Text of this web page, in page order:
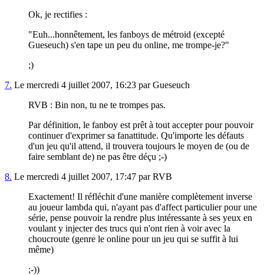
Ok, je rectifies :
"Euh...honnêtement, les fanboys de métroid (excepté
Gueseuch) s'en tape un peu du online, me trompe-je?"
;)
7. Le mercredi 4 juillet 2007, 16:23 par Gueseuch
RVB : Bin non, tu ne te trompes pas.
Par définition, le fanboy est prêt à tout accepter pour pouvoir
continuer d'exprimer sa fanattitude. Qu'importe les défauts
d'un jeu qu'il attend, il trouvera toujours le moyen de (ou de
faire semblant de) ne pas être déçu ;-)
8. Le mercredi 4 juillet 2007, 17:47 par RVB
Exactement! Il réfléchit d'une manière complètement inverse
au joueur lambda qui, n'ayant pas d'affect particulier pour une
série, pense pouvoir la rendre plus intéressante à ses yeux en
voulant y injecter des trucs qui n'ont rien à voir avec la
choucroute (genre le online pour un jeu qui se suffit à lui
même)
;-))